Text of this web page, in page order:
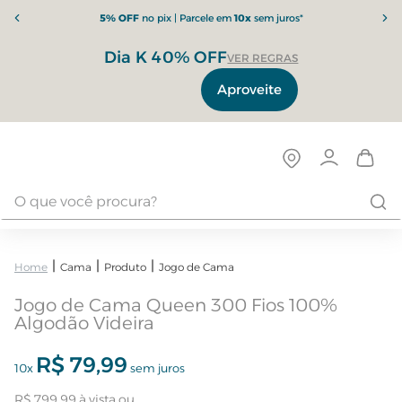
5% OFFno pix | Parcele em10xsem juros*
Dia K 40% OFFVER REGRAS
Aproveite
Cama Produto Jogo de Cama
Jogo de Cama Queen 300 Fios 100%
Algodão Videira
10x R$ 79,99 sem juros